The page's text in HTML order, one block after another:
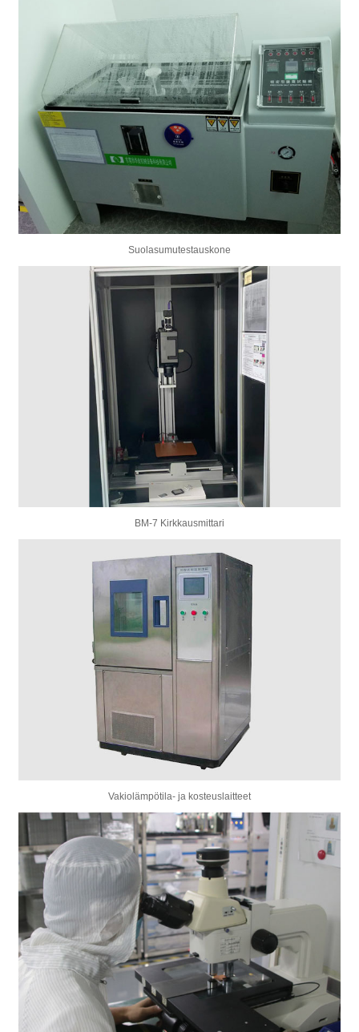
Suolasumutestauskone
BM-7 Kirkkausmittari
Vakiolämpötila- ja kosteuslaitteet